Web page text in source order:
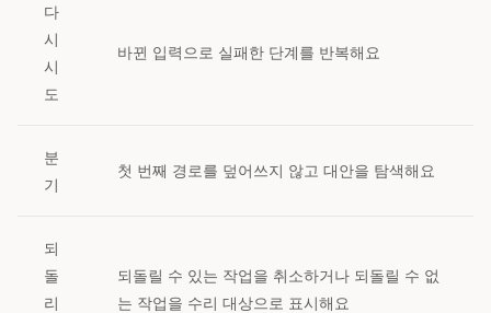
다
시
시
도
바뀐 입력으로 실패한 단계를 반복해요
분
기
첫 번째 경로를 덮어쓰지 않고 대안을 탐색해요
되
돌
리
되돌릴 수 있는 작업을 취소하거나 되돌릴 수 없
는 작업을 수리 대상으로 표시해요